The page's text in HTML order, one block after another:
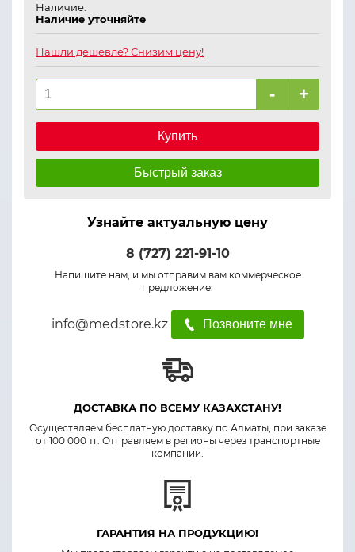
Наличие:
Наличие уточняйте
Нашли дешевле? Снизим цену!
- +
Купить
Быстрый заказ
Узнайте актуальную цену
8 (727) 221-91-10
Напишите нам, и мы отправим вам коммерческое
предложение:
info@medstore.kz Позвоните мне
ДОСТАВКА ПО ВСЕМУ КАЗАХСТАНУ!
Осуществляем бесплатную доставку по Алматы, при заказе
от 100 000 тг. Отправляем в регионы через транспортные
компании.
ГАРАНТИЯ НА ПРОДУКЦИЮ!